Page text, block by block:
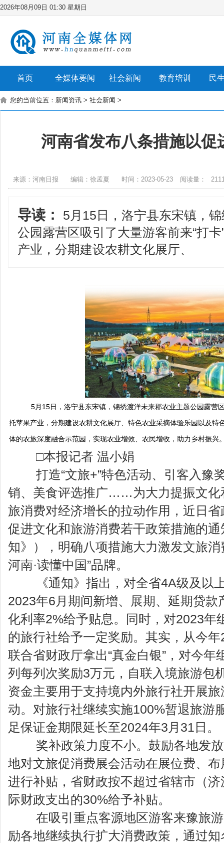
2026年08月09日 01:30 星期日
首页 全媒体要闻 社会新闻 教育培训 民
您的当前位置： 新闻资讯 > 社会新闻 >
河南省发布八条措施以促
来源：河南日报 编辑：徐孟夏 时间：2023-05-23 阅读量：
导读：
5月15日，洛宁县东宋镇，
公园露营区吸引了大量游客前来“打
产业，分期建设农耕文化展厅、
5月15日，洛宁县东宋镇，锦绣渡洋未来郡农业主题公园露营
托苹果产业，分期建设农耕文化展厅、特色农业采摘体验乐园以及特
体的农旅深度融合示范园，实现农业增效、农民增收，助力乡村振兴
□本报记者 温小娟
打造“文旅+”特色活动、引客入豫
销、美食评选推广……为大力提振文化
旅消费对经济增长的拉动作用，近日
促进文化和旅游消费若干政策措施的
知》），明确八项措施大力激发文旅
河南·读懂中国”品牌。
《通知》指出，对全省4A级及以
2023年6月期间新增、展期、延期贷款
化利率2%给予贴息。同时，对2023年
的旅行社给予一定奖励。其实，从今
联合省财政厅拿出“真金白银”，对今年
列每列次奖励3万元，自联入境旅游包
资金主要用于支持境内外旅行社开展
动。对旅行社继续实施100%暂退旅游
足保证金期限延长至2024年3月31日。
奖补政策力度不小。鼓励各地发
地对文旅促消费展会活动在展位费、
进行补贴，省财政按不超过省辖市（
际财政支出的30%给予补贴。
在吸引重点客源地区游客来豫旅
励各地继续执行扩大消费政策，通过